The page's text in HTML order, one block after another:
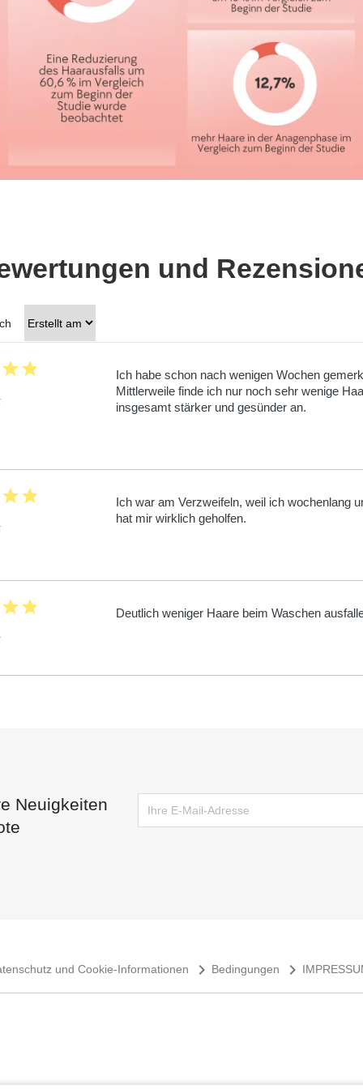
und
starstar
Ich habe schon nach wenigen Wochen
Mittlerweile finde ich nur noch sehr wenige
insgesamt stärker und gesünder an.
starstar
Ich war am Verzweifeln, weil ich wochenlang
hat mir wirklich geholfen.
starstar Deutlich weniger Haare beim Waschen
Neuigkeiten
und Cookie-Informationen navigate_next Bedingungen navigate_next